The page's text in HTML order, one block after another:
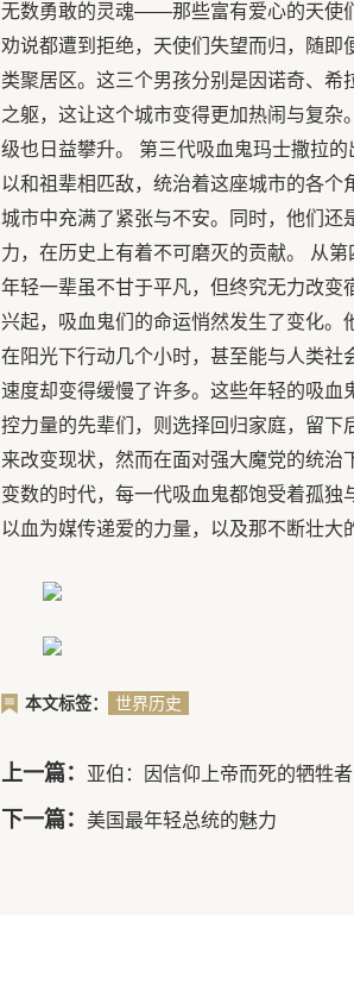
无数勇敢的灵魂——那些富有爱心的天使
劝说都遭到拒绝，天使们失望而归，随即
类聚居区。这三个男孩分别是因诺奇、
之躯，这让这个城市变得更加热闹与复
级也日益攀升。 第三代吸血鬼玛士撒拉
以和祖辈相匹敌，统治着这座城市的各
城市中充满了紧张与不安。同时，他们
力，在历史上有着不可磨灭的贡献。 从
年轻一辈虽不甘于平凡，但终究无力改
兴起，吸血鬼们的命运悄然发生了变化
在阳光下行动几个小时，甚至能与人类
速度却变得缓慢了许多。这些年轻的吸
控力量的先辈们，则选择回归家庭，留
来改变现状，然而在面对强大魔党的统
变数的时代，每一代吸血鬼都饱受着孤
以血为媒传递爱的力量，以及那不断壮大
本文标签： 世界历史
上一篇： 亚伯：因信仰上帝而死的牺牲者
下一篇： 美国最年轻总统的魅力